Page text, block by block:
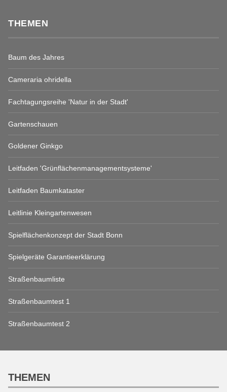
THEMEN
Baum des Jahres
Cameraria ohridella
Fachtagungsreihe 'Natur in der Stadt'
Gartenschauen
Goldener Ginkgo
Leitfaden 'Grünflächenmanagementsysteme'
Leitfaden Baumkataster
Leitlinie Kleingartenwesen
Spielflächenkonzept der Stadt Bonn
Spielgeräte Garantieerklärung
Straßenbaumliste
Straßenbaumtest 1
Straßenbaumtest 2
THEMEN